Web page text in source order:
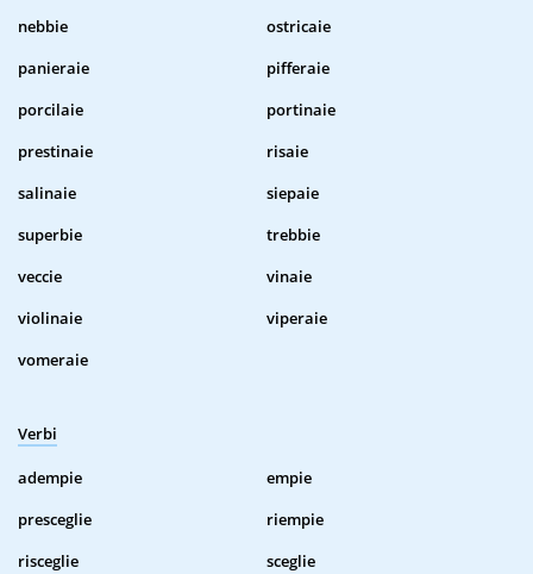
nebbie
ostricaie
panieraie
pifferaie
porcilaie
portinaie
prestinaie
risaie
salinaie
siepaie
superbie
trebbie
veccie
vinaie
violinaie
viperaie
vomeraie
Verbi
adempie
empie
presceglie
riempie
risceglie
sceglie